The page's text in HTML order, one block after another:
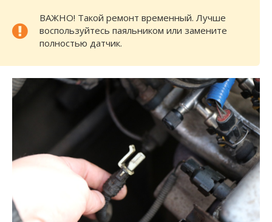
ВАЖНО! Такой ремонт временный. Лучше
воспользуйтесь паяльником или замените
полностью датчик.